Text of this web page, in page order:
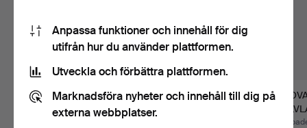
EN OVANLIG
GOLVLAMPA.
FYRA GOLVLAMPOR.
EN
Anpassa funktioner och innehåll för dig
utifrån hur du använder plattformen.
Utveckla och förbättra plattformen.
Marknadsföra nyheter och innehåll till dig på
externa webbplatser.